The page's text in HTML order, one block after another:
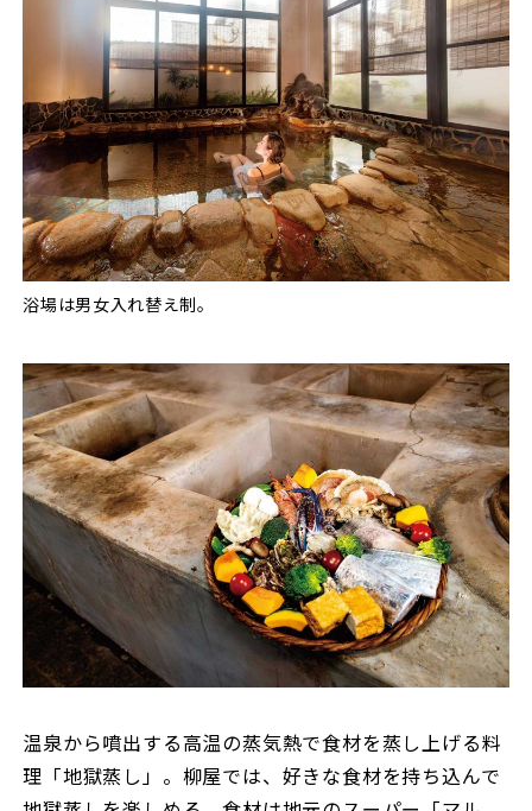
浴場は男女入れ替え制。
温泉から噴出する高温の蒸気熱で食材を蒸し上げる料
理「地獄蒸し」。柳屋では、好きな食材を持ち込んで